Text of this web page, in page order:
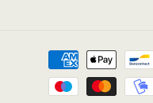
Zahlungsmethoden